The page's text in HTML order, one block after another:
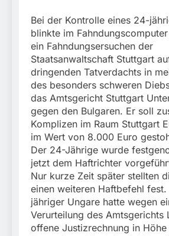
/
wegen
Eingriffs in
Bahnverkehr
5. August 2026
Bei der Kontrolle eines 24-
blinkte im
ein Fahndungsersuchen der
Staatsanwaltschaft Stuttgart
dringenden Tatverdachts in
des besonders schweren
das Amtsgericht Stuttgart
gegen den Bulgaren. Er soll
Komplizen im Raum Stuttgart
im Wert von 8.000 Euro
Der 24-Jährige wurde
jetzt dem Haftrichter
Nur kurze Zeit später stellten
einen weiteren Haftbefehl
jähriger Ungare hatte wegen
Verurteilung des Amtsgerichts
offene Justizrechnung in